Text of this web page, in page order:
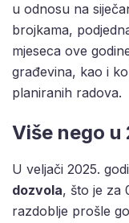
u odnosu na
brojkama,
mjeseca ove
građevina, kao i
planiranih radova.
Više nego u
U veljači 2025.
dozvola, što je za
razdoblje prošle